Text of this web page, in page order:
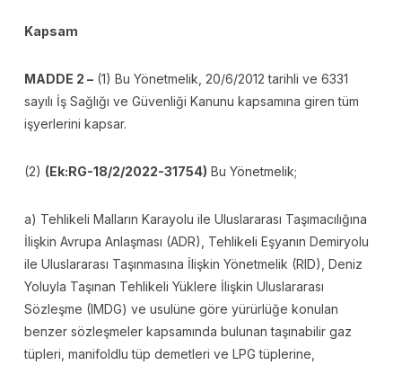
Kapsam
MADDE 2 –(1) Bu Yönetmelik, 20/6/2012 tarihli ve 6331
sayılı İş Sağlığı ve Güvenliği Kanunu kapsamına giren tüm
işyerlerini kapsar.
(2) (Ek:RG-18/2/2022-31754) Bu Yönetmelik;
a) Tehlikeli Malların Karayolu ile Uluslararası Taşımacılığına
İlişkin Avrupa Anlaşması (ADR), Tehlikeli Eşyanın Demiryolu
ile Uluslararası Taşınmasına İlişkin Yönetmelik (RID), Deniz
Yoluyla Taşınan Tehlikeli Yüklere İlişkin Uluslararası
Sözleşme (IMDG) ve usulüne göre yürürlüğe konulan
benzer sözleşmeler kapsamında bulunan taşınabilir gaz
tüpleri, manifoldlu tüp demetleri ve LPG tüplerine,